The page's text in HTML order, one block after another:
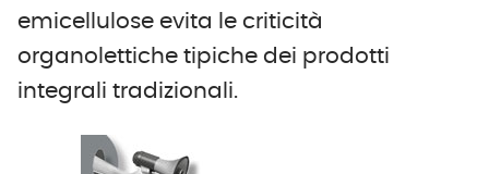
emicellulose evita le criticità
organolettiche tipiche dei prodotti
integrali tradizionali.